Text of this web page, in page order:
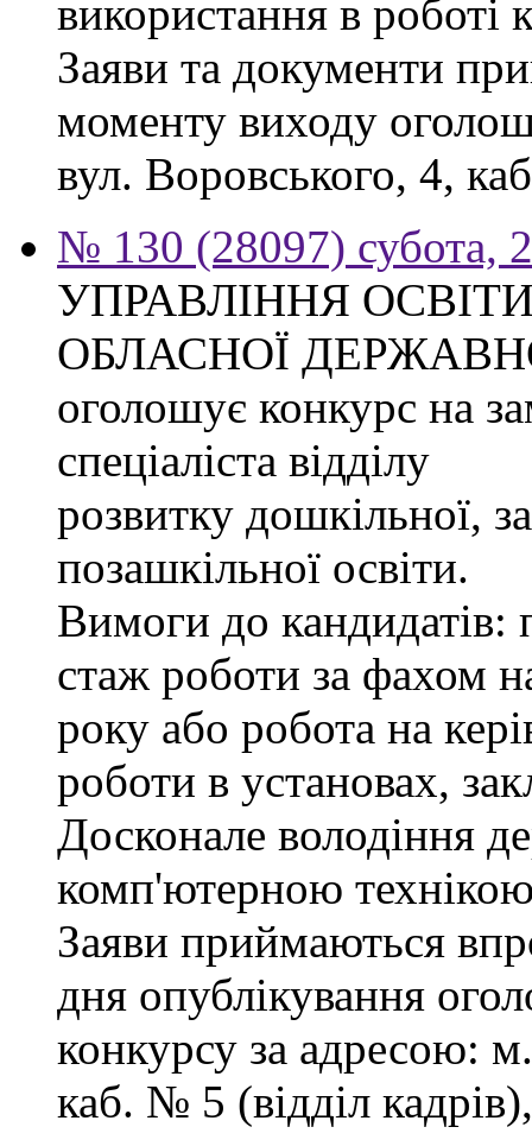
використання в роботі
Заяви та документи
моменту виходу
вул. Воровського, 4,
№ 130 (28097) субота,
УПРАВЛІННЯ
ОБЛАСНОЇ
оголошує конкурс на
спеціаліста відділу
розвитку дошкільної,
позашкільної освіти.
Вимоги до кандидатів:
стаж роботи за фахом
року або робота на
роботи в установах,
Досконале володіння
комп'ютерною
Заяви приймаються
дня опублікування
конкурсу за адресою:
каб. № 5 (відділ